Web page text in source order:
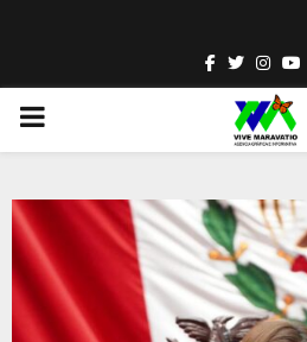
Facebook
Twitter
PRIMARY